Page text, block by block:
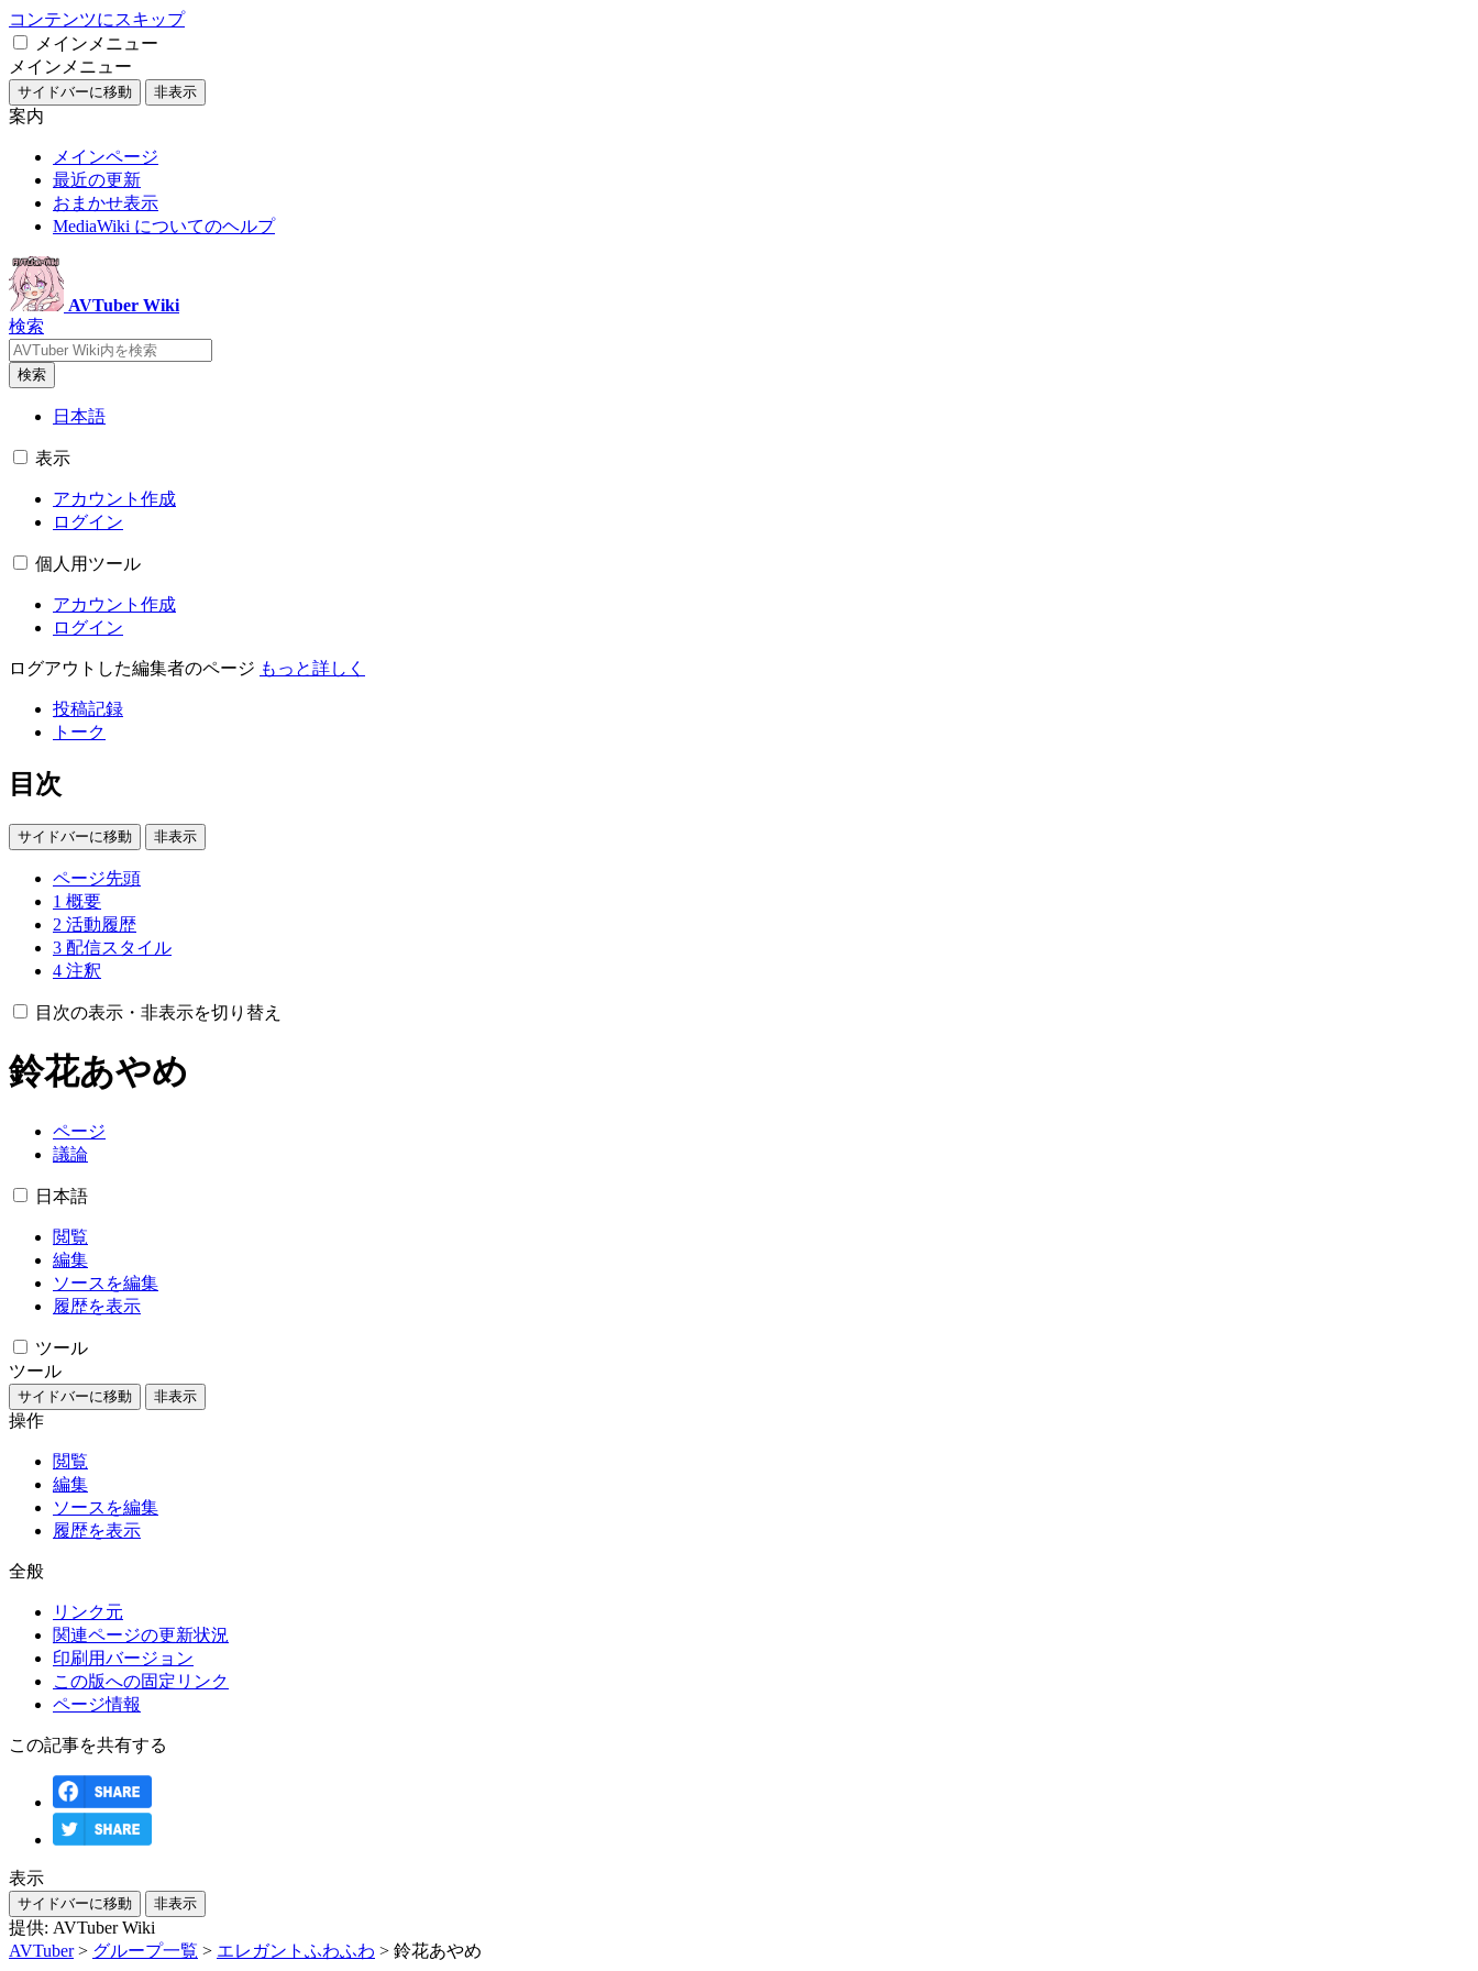
コンテンツにスキップ
メインメニュー
メインメニュー
サイドバーに移動 非表示
案内
メインページ
最近の更新
おまかせ表示
MediaWiki についてのヘルプ
AVTuber Wiki
検索
検索
日本語
表示
アカウント作成
ログイン
個人用ツール
アカウント作成
ログイン
ログアウトした編集者のページ もっと詳しく
投稿記録
トーク
目次
サイドバーに移動 非表示
ページ先頭
1 概要
2 活動履歴
3 配信スタイル
4 注釈
目次の表示・非表示を切り替え
鈴花あやめ
ページ
議論
日本語
閲覧
編集
ソースを編集
履歴を表示
ツール
ツール
サイドバーに移動 非表示
操作
閲覧
編集
ソースを編集
履歴を表示
全般
リンク元
関連ページの更新状況
印刷用バージョン
この版への固定リンク
ページ情報
この記事を共有する
表示
サイドバーに移動 非表示
提供: AVTuber Wiki
AVTuber> グループ一覧 > エレガントふわふわ > 鈴花あやめ